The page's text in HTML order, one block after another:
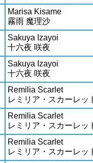
Marisa Kisame
霧雨 魔理沙
Sakuya Izayoi
十六夜 咲夜
Sakuya Izayoi
十六夜 咲夜
Remilia Scarlet
レミリア・スカーレッ
Remilia Scarlet
レミリア・スカーレッ
Remilia Scarlet
レミリア・スカーレッ